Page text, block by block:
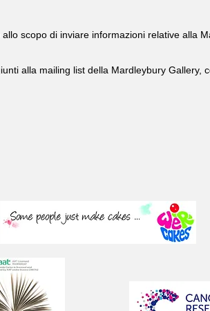
scopo di inviare informazioni relative alla
alla mailing list della Mardleybury Gallery,